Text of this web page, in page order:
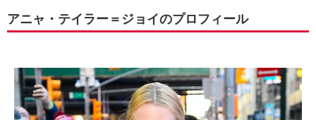
アニャ・テイラー＝ジョイのプロフィール